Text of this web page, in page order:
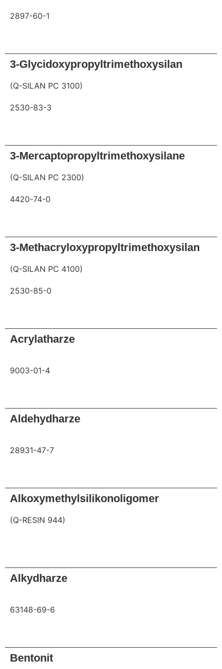
2897-60-1
3-Glycidoxypropyltrimethoxysilan
(Q-SILAN PC 3100)
2530-83-3
3-Mercaptopropyltrimethoxysilane
(Q-SILAN PC 2300)
4420-74-0
3-Methacryloxypropyltrimethoxysilan
(Q-SILAN PC 4100)
2530-85-0
Acrylatharze
9003-01-4
Aldehydharze
28931-47-7
Alkoxymethylsilikonoligomer
(Q-RESIN 944)
Alkydharze
63148-69-6
Bentonit